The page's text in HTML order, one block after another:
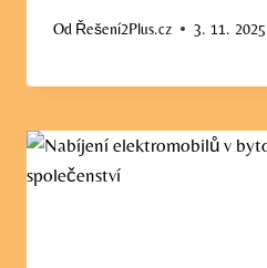
Od Řešení2Plus.cz 3. 11. 2025